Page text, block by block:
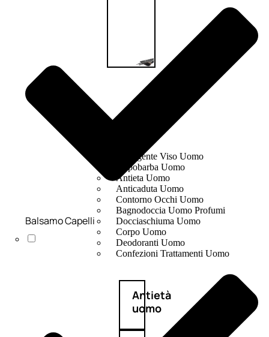
Detergente Viso Uomo
Dopobarba Uomo
Antieta Uomo
Anticaduta Uomo
Contorno Occhi Uomo
Bagnodoccia Uomo Profumi
Docciaschiuma Uomo
Corpo Uomo
Deodoranti Uomo
Confezioni Trattamenti Uomo
Antietà
uomo
Balsamo Capelli